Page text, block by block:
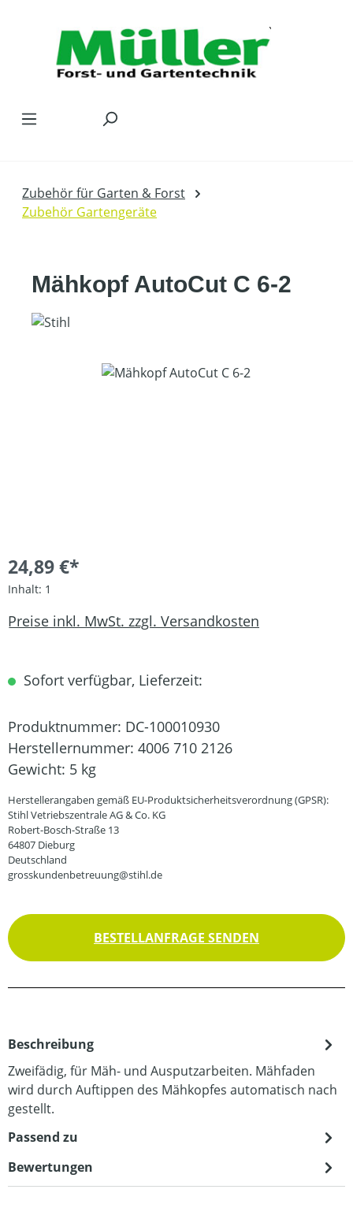
Zubehör für Garten & Forst
Zubehör Gartengeräte
Mähkopf AutoCut C 6-2
Bildergalerie überspringen
24,89 €*
Inhalt: 1
Preise inkl. MwSt. zzgl. Versandkosten
Sofort verfügbar, Lieferzeit:
Produktnummer: DC-100010930
Herstellernummer: 4006 710 2126
Gewicht: 5 kg
Herstellerangaben gemäß EU-Produktsicherheitsverordnung (GPSR):
Stihl Vetriebszentrale AG & Co. KG
Robert-Bosch-Straße 13
64807 Dieburg
Deutschland
grosskundenbetreuung@stihl.de
BESTELLANFRAGE SENDEN
Beschreibung
Zweifädig, für Mäh- und Ausputzarbeiten. Mähfaden
wird durch Auftippen des Mähkopfes automatisch nach
gestellt.
Passend zu
Bewertungen